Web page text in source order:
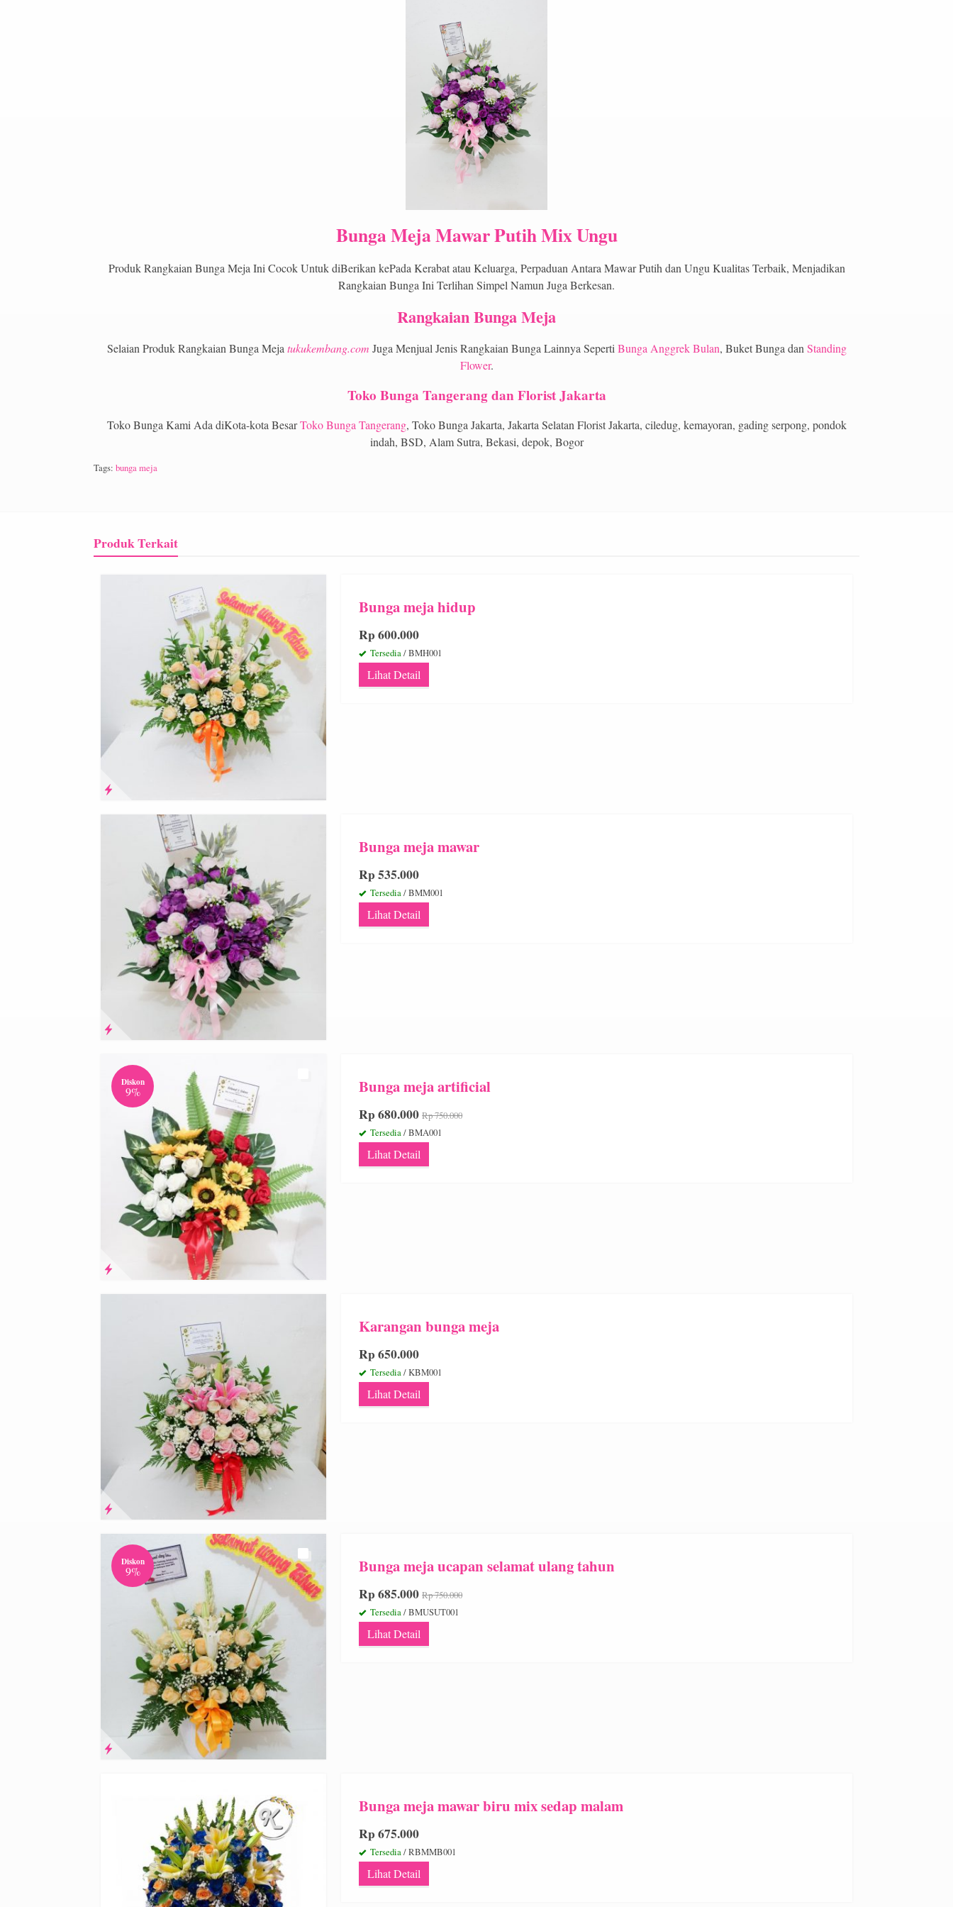
Bunga Meja Mawar Putih Mix Ungu
Produk Rangkaian Bunga Meja Ini Cocok Untuk diBerikan kePada Kerabat atau Keluarga, Perpaduan Antara Mawar Putih dan Ungu Kualitas Terbaik, Menjadikan
Rangkaian Bunga Ini Terlihan Simpel Namun Juga Berkesan.
Rangkaian Bunga Meja
Selaian Produk Rangkaian Bunga Meja tukukembang.com Juga Menjual Jenis Rangkaian Bunga Lainnya Seperti Bunga Anggrek Bulan, Buket Bunga dan Standing
Flower.
Toko Bunga Tangerang dan Florist Jakarta
Toko Bunga Kami Ada diKota-kota BesarToko Bunga Tangerang, Toko Bunga Jakarta, Jakarta Selatan Florist Jakarta, ciledug, kemayoran, gading serpong, pondok
indah, BSD, Alam Sutra, Bekasi, depok, Bogor
Tags: bunga meja
Produk Terkait
Bunga meja hidup
Rp 600.000
Tersedia/ BMH001
Lihat Detail
Bunga meja mawar
Rp 535.000
Tersedia/ BMM001
Lihat Detail
Diskon
9% Bunga meja artificial
Rp 680.000 Rp 750.000
Tersedia/ BMA001
Lihat Detail
Karangan bunga meja
Rp 650.000
Tersedia/ KBM001
Lihat Detail
Diskon
9% Bunga meja ucapan selamat ulang tahun
Rp 685.000 Rp 750.000
Tersedia/ BMUSUT001
Lihat Detail
Bunga meja mawar biru mix sedap malam
Rp 675.000
Tersedia/ RBMMB001
Lihat Detail